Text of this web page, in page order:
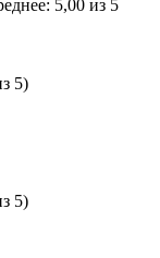
5)
5)